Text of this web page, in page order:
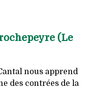
(Le
nous apprend
des contrées de la